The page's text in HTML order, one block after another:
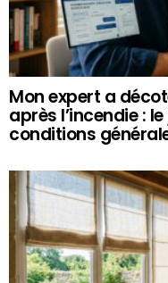
Mon expert a
après l’incendie :
conditions